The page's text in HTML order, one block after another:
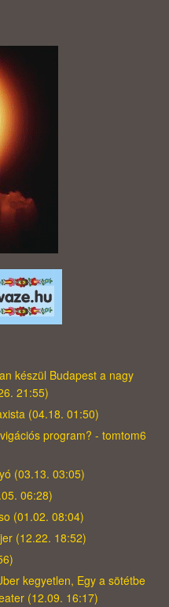
készül Budapest a nagy
21:55)
(04.18. 01:50)
program? - tomtom6
(03.13. 03:05)
06:28)
(01.02. 08:04)
(12.22. 18:52)
kegyetlen, Egy a sötétbe
(12.09. 16:17)